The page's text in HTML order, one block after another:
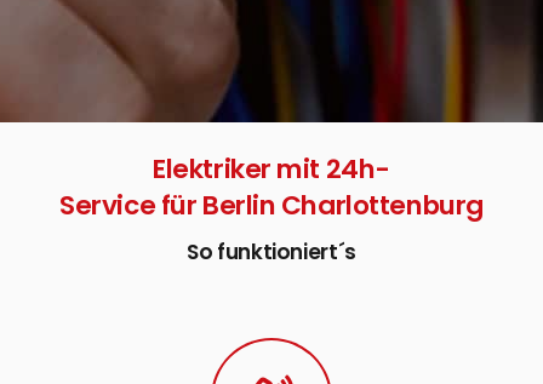
Elektriker mit 24h-
Service für Berlin Charlottenburg
So funktioniert´s